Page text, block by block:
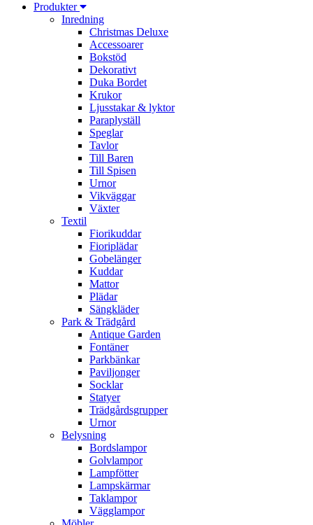
Produkter
Inredning
Christmas Deluxe
Accessoarer
Bokstöd
Dekorativt
Duka Bordet
Krukor
Ljusstakar & lyktor
Paraplyställ
Speglar
Tavlor
Till Baren
Till Spisen
Urnor
Vikväggar
Växter
Textil
Fiorikuddar
Fioriplädar
Gobelänger
Kuddar
Mattor
Plädar
Sängkläder
Park & Trädgård
Antique Garden
Fontäner
Parkbänkar
Paviljonger
Socklar
Statyer
Trädgårdsgrupper
Urnor
Belysning
Bordslampor
Golvlampor
Lampfötter
Lampskärmar
Taklampor
Vägglampor